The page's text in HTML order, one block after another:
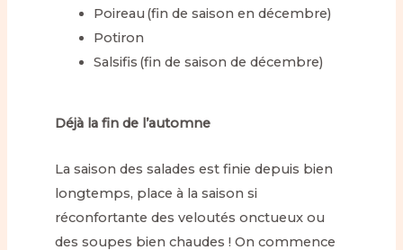
Poireau (fin de saison en décembre)
Potiron
Salsifis (fin de saison de décembre)
Déjà la fin de l’automne
La saison des salades est finie depuis bien
longtemps, place à la saison si
réconfortante des veloutés onctueux ou
des soupes bien chaudes ! On commence